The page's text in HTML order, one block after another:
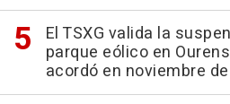
El TSXG valida la
parque eólico en
acordó en noviembre